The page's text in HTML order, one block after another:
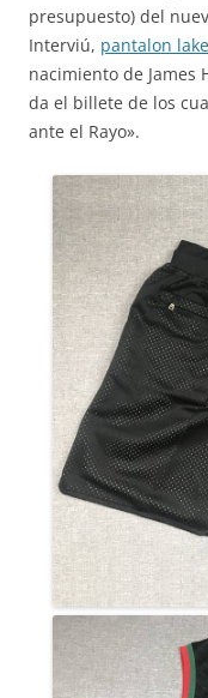
presupuesto) del
Interviú, pantalon
nacimiento de James
da el billete de los
ante el Rayo».